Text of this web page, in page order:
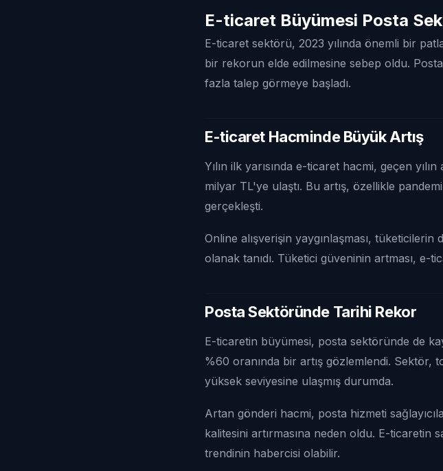
E-ticaret Büyümesi Posta
E-ticaret sektörü, 2023 yılında önemli bir
bir rekorun elde edilmesine sebep oldu.
fazla talep görmeye başladı.
E-ticaret Hacminde Büyük Artış
Yılın ilk yarısında e-ticaret hacmi, geçen
milyar TL'ye ulaştı. Bu artış, özellikle
gerçekleşti.
Online alışverişin yaygınlaşması,
olanak tanıdı. Tüketici güveninin artması,
Posta Sektöründe Tarihi Rekor
E-ticaretin büyümesi, posta sektöründe de
%60 oranında bir artış gözlemlendi. Sektör,
yüksek seviyesine ulaşmış durumda.
Artan gönderi hacmi, posta hizmeti
kalitesini artırmasına neden oldu. E-ticaretin
trendinin habercisi olabilir.